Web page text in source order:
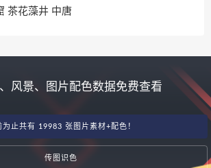
茶花藻井 中唐
风景、图片配色数据免费查看
为止共有 19983 张图片素材+配色！
传图识色